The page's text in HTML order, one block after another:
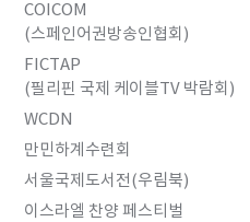
COICOM
(스페인어권방송인협회)
FICTAP
(필리핀 국제 케이블TV 박람회)
WCDN
만민하계수련회
서울국제도서전(우림북)
이스라엘 찬양 페스티벌